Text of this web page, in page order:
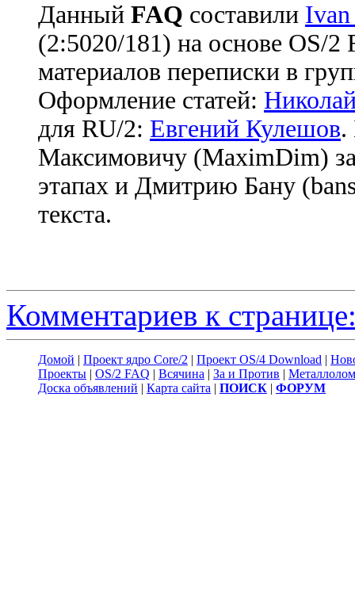
Данный FAQ cоставили
(2:5020/181) на основе OS/
материалов переписки в
Оформление статей:
для RU/2: Евгений Кулешов.
Максимовичу (MaximDim)
этапах и Дмитрию Бану
текста.
Комментариев к
Домой | Проект ядро Core/2 | Проект OS/4 Download |
Проекты | OS/2 FAQ | Всячина | За и Против | Металлолом
Доска объявлений | Карта сайта | ПОИСК | ФОРУМ